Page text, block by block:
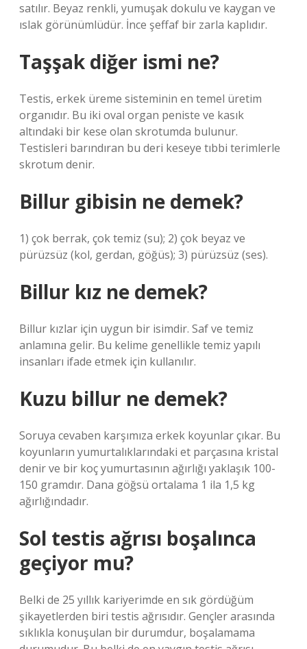
satılır. Beyaz renkli, yumuşak dokulu ve kaygan ve
ıslak görünümlüdür. İnce şeffaf bir zarla kaplıdır.
Taşşak diğer ismi ne?
Testis, erkek üreme sisteminin en temel üretim
organıdır. Bu iki oval organ peniste ve kasık
altındaki bir kese olan skrotumda bulunur.
Testisleri barındıran bu deri keseye tıbbi terimlerle
skrotum denir.
Billur gibisin ne demek?
1) çok berrak, çok temiz (su); 2) çok beyaz ve
pürüzsüz (kol, gerdan, göğüs); 3) pürüzsüz (ses).
Billur kız ne demek?
Billur kızlar için uygun bir isimdir. Saf ve temiz
anlamına gelir. Bu kelime genellikle temiz yapılı
insanları ifade etmek için kullanılır.
Kuzu billur ne demek?
Soruya cevaben karşımıza erkek koyunlar çıkar. Bu
koyunların yumurtalıklarındaki et parçasına kristal
denir ve bir koç yumurtasının ağırlığı yaklaşık 100-
150 gramdır. Dana göğsü ortalama 1 ila 1,5 kg
ağırlığındadır.
Sol testis ağrısı boşalınca
geçiyor mu?
Belki de 25 yıllık kariyerimde en sık gördüğüm
şikayetlerden biri testis ağrısıdır. Gençler arasında
sıklıkla konuşulan bir durumdur, boşalamama